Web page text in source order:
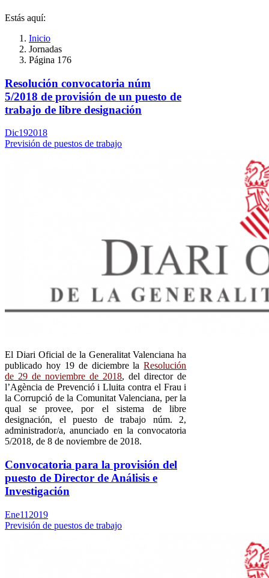
Estás aquí:
Inicio
Jornadas
Página 176
Resolución convocatoria núm
5/2018 de provisión de un puesto de
trabajo de libre designación
Dic192018
Previsión de puestos de trabajo
El Diari Oficial de la Generalitat Valenciana ha
publicado hoy 19 de diciembre laResolución
de 29 de noviembre de 2018, del director de
l’Agència de Prevenció i Lluita contra el Frau i
la Corrupció de la Comunitat Valenciana, per la
qual se provee, por el sistema de libre
designación, el puesto de trabajo núm. 2,
administrador/a, anunciado en la convocatoria
5/2018, de 8 de noviembre de 2018.
Convocatoria para la provisión del
puesto de Director de Análisis e
Investigación
Ene11 2019
Previsión de puestos de trabajo